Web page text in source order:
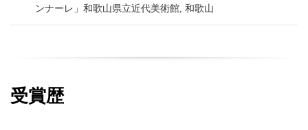
ンナーレ」和歌山県立近代美術館, 和歌山
受賞歴